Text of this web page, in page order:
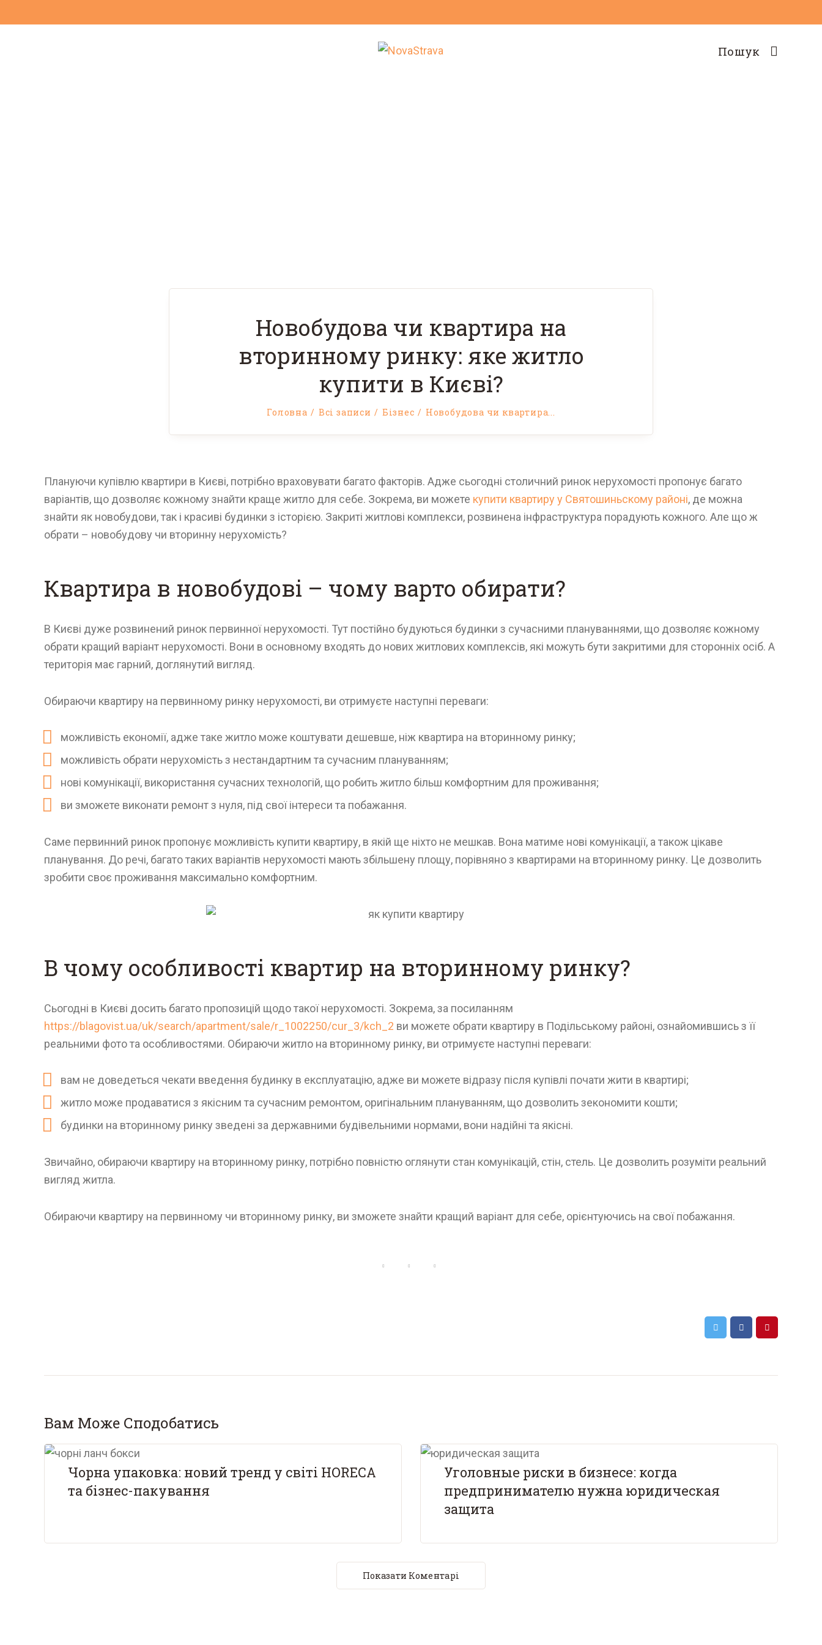
Пошук
Новобудова чи квартира на
вторинному ринку: яке житло
купити в Києві?
Головна Всі записи Бізнес Новобудова чи квартира...
Плануючи купівлю квартири в Києві, потрібно враховувати багато факторів. Адже сьогодні столичний ринок нерухомості пропонує багато
варіантів, що дозволяє кожному знайти краще житло для себе. Зокрема, ви можете купити квартиру у Святошиньскому районі, де можна
знайти як новобудови, так і красиві будинки з історією. Закриті житлові комплекси, розвинена інфраструктура порадують кожного. Але що ж
обрати – новобудову чи вторинну нерухомість?
Квартира в новобудові – чому варто обирати?
В Києві дуже розвинений ринок первинної нерухомості. Тут постійно будуються будинки з сучасними плануваннями, що дозволяє кожному
обрати кращий варіант нерухомості. Вони в основному входять до нових житлових комплексів, які можуть бути закритими для сторонніх осіб. А
територія має гарний, доглянутий вигляд.
Обираючи квартиру на первинному ринку нерухомості, ви отримуєте наступні переваги:
можливість економії, адже таке житло може коштувати дешевше, ніж квартира на вторинному ринку;
можливість обрати нерухомість з нестандартним та сучасним плануванням;
нові комунікації, використання сучасних технологій, що робить житло більш комфортним для проживання;
ви зможете виконати ремонт з нуля, під свої інтереси та побажання.
Саме первинний ринок пропонує можливість купити квартиру, в якій ще ніхто не мешкав. Вона матиме нові комунікації, а також цікаве
планування. До речі, багато таких варіантів нерухомості мають збільшену площу, порівняно з квартирами на вторинному ринку. Це дозволить
зробити своє проживання максимально комфортним.
В чому особливості квартир на вторинному ринку?
Сьогодні в Києві досить багато пропозицій щодо такої нерухомості. Зокрема, за посиланням
https://blagovist.ua/uk/search/apartment/sale/r_1002250/cur_3/kch_2 ви можете обрати квартиру в Подільському районі, ознайомившись з її
реальними фото та особливостями. Обираючи житло на вторинному ринку, ви отримуєте наступні переваги:
вам не доведеться чекати введення будинку в експлуатацію, адже ви можете відразу після купівлі почати жити в квартирі;
житло може продаватися з якісним та сучасним ремонтом, оригінальним плануванням, що дозволить зекономити кошти;
будинки на вторинному ринку зведені за державними будівельними нормами, вони надійні та якісні.
Звичайно, обираючи квартиру на вторинному ринку, потрібно повністю оглянути стан комунікацій, стін, стель. Це дозволить розуміти реальний
вигляд житла.
Обираючи квартиру на первинному чи вторинному ринку, ви зможете знайти кращий варіант для себе, орієнтуючись на свої побажання.
Вам Може Сподобатись
Чорна упаковка: новий тренд у світі HORECA
та бізнес-пакування
Уголовные риски в бизнесе: когда
предпринимателю нужна юридическая
защита
Показати Коментарі